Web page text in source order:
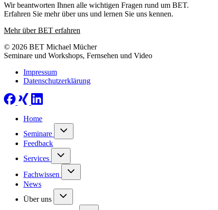
Wir beantworten Ihnen alle wichtigen Fragen rund um BET.
Erfahren Sie mehr über uns und lernen Sie uns kennen.
Mehr über BET erfahren
© 2026 BET Michael Mücher
Seminare und Workshops, Fernsehen und Video
Impressum
Datenschutzerklärung
Home
Seminare
Feedback
Services
Fachwissen
News
Über uns